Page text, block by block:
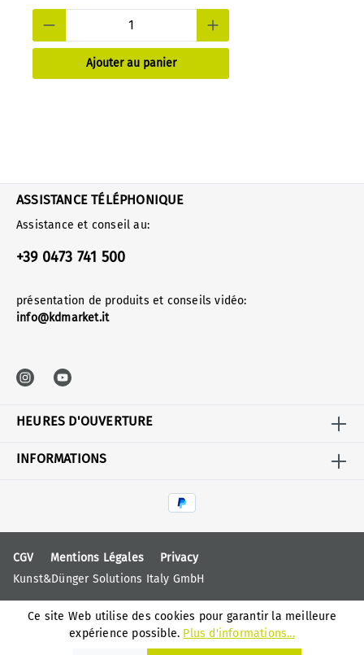
Ajouter au panier
ASSISTANCE TÉLÉPHONIQUE
Assistance et conseil au:
+39 0473 741 500
présentation de produits et conseils vidéo:
info@kdmarket.it
HEURES D'OUVERTURE
INFORMATIONS
CGV Mentions Légales
Privacy
Kunst&Dünger Solutions Italy GmbH
Ce site Web utilise des cookies pour garantir la meilleure
expérience possible. Plus d'informations...